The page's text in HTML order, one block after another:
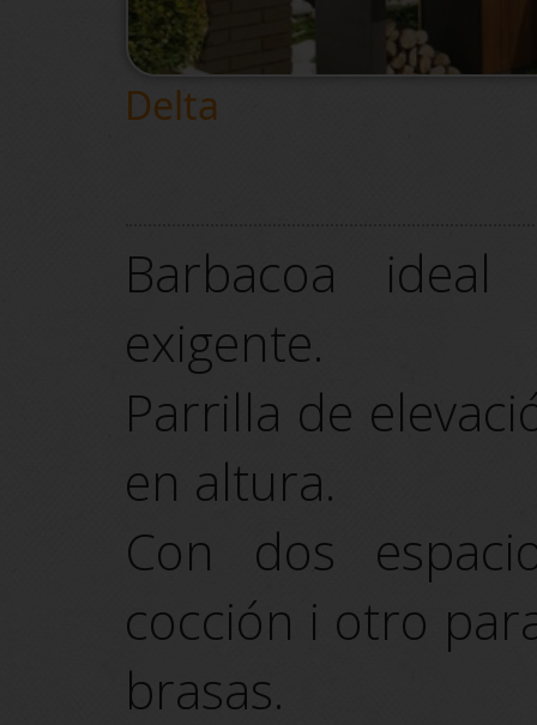
Delta
Barbacoa
exigente.
Parrilla de
en altura.
Con dos
cocción i otro
brasas.